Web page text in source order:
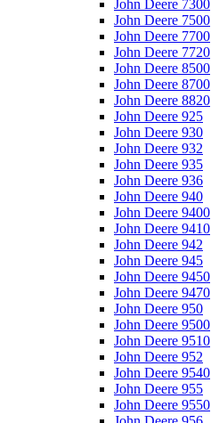
John Deere 7300
John Deere 7500
John Deere 7700
John Deere 7720
John Deere 8500
John Deere 8700
John Deere 8820
John Deere 925
John Deere 930
John Deere 932
John Deere 935
John Deere 936
John Deere 940
John Deere 9400
John Deere 9410
John Deere 942
John Deere 945
John Deere 9450
John Deere 9470
John Deere 950
John Deere 9500
John Deere 9510
John Deere 952
John Deere 9540
John Deere 955
John Deere 9550